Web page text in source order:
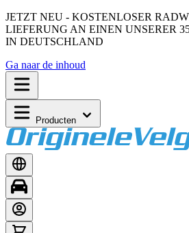
JETZT NEU - KOSTENLOSER
LIEFERUNG AN EINEN UNSERER
IN DEUTSCHLAND
Ga naar de inhoud
Producten